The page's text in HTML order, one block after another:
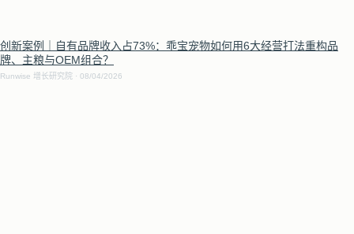
创新案例｜自有品牌收入占73%：乖宝宠物如何用6大经营打法重构品
牌、主粮与OEM组合？
Runwise 增长研究院 08/04/2026